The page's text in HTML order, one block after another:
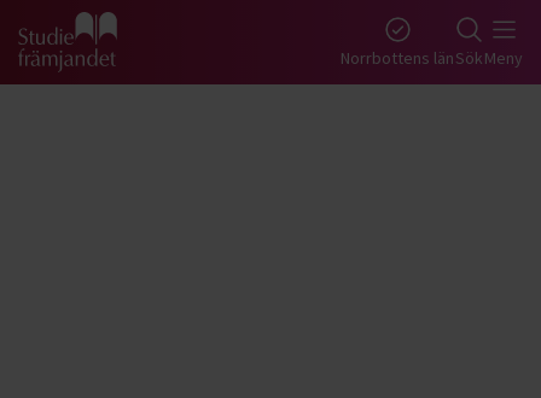
Gå till studiefrämjandets startsida Norrbottens länSökMeny